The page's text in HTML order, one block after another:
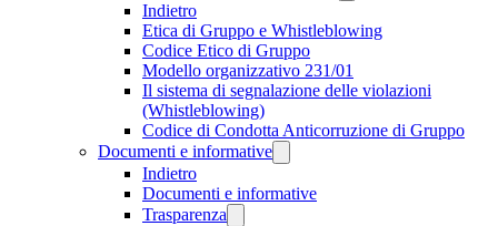
Indietro
Etica di Gruppo e Whistleblowing
Codice Etico di Gruppo
Modello organizzativo 231/01
Il sistema di segnalazione delle violazioni
(Whistleblowing)
Codice di Condotta Anticorruzione di Gruppo
Documenti e informative
Indietro
Documenti e informative
Trasparenza